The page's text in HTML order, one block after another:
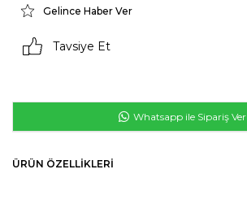
Gelince Haber Ver
Tavsiye Et
Whatsapp ile Sipariş Ver
ÜRÜN ÖZELLIKLERI